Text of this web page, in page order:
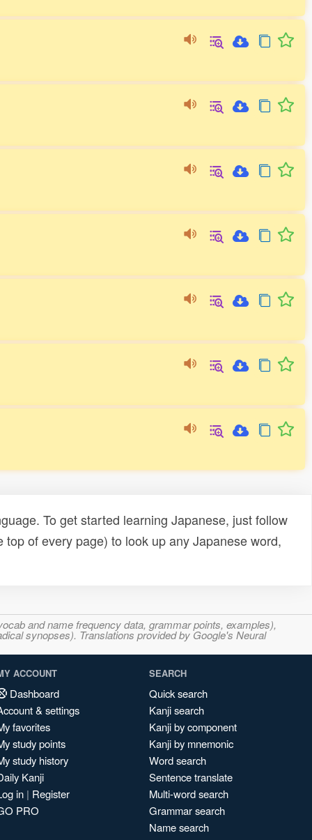
To get started learning Japanese, just follow
top of every page) to look up any Japanese word,
and name frequency data, grammar points, examples),
synopses). Translations provided by Google's Neural
ACCOUNT
Dashboard
& settings
favorites
study points
study history
Kanji
in | Register
PRO
SEARCH
Quick search
Kanji search
Kanji by component
Kanji by mnemonic
Word search
Sentence translate
Multi-word search
Grammar search
Name search